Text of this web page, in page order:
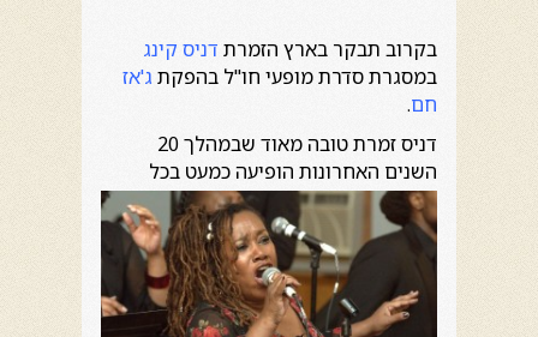
בקרוב תבקר בארץ הזמרת דניס קינג
במסגרת סדרת מופעי חו"ל בהפקת ג'אז
חם.
דניס זמרת טובה מאוד שבמהלך 20
השנים האחרונות הופיעה כמעט בכל